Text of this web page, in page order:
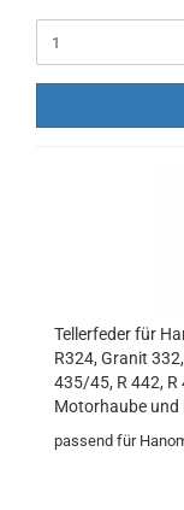
Tellerfeder für
R324, Granit
435/45, R 442,
Motorhaube
passend für